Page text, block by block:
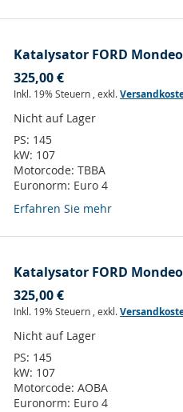
Katalysator FORD
325,00 €
Inkl. 19% Steuern ,exkl.
Nicht auf Lager
PS: 145
kW: 107
Motorcode:TBBA
Euronorm: Euro 4
Erfahren Sie mehr
Katalysator FORD
325,00 €
Inkl. 19% Steuern ,exkl.
Nicht auf Lager
PS: 145
kW: 107
Motorcode:AOBA
Euronorm: Euro 4